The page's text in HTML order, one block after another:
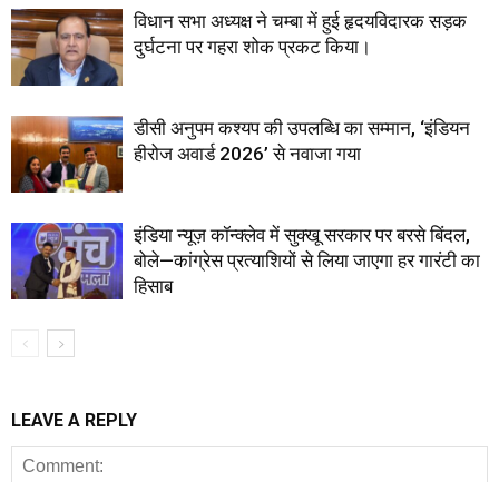
विधान सभा अध्यक्ष ने चम्बा में हुई हृदयविदारक सड़क
दुर्घटना पर गहरा शोक प्रकट किया।
डीसी अनुपम कश्यप की उपलब्धि का सम्मान, ‘इंडियन
हीरोज अवार्ड 2026’ से नवाजा गया
इंडिया न्यूज़ कॉन्क्लेव में सुक्खू सरकार पर बरसे बिंदल,
बोले—कांग्रेस प्रत्याशियों से लिया जाएगा हर गारंटी का
हिसाब
LEAVE A REPLY